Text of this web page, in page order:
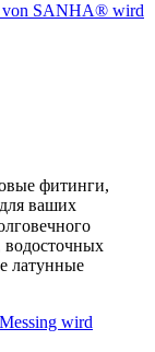
фитинги,
ваших
водосточных
латунные